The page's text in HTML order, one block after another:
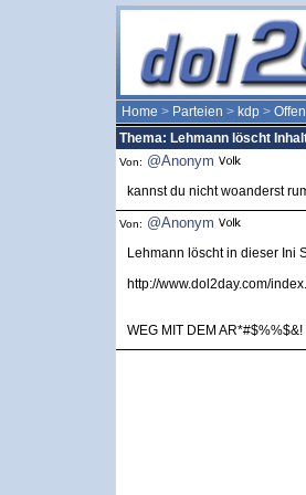
Home > Parteien > kdp >
Thema: Lehmann löscht
Von: @Anonym
kannst du nicht woanderst
Von: @Anonym
Lehmann löscht in dieser Ini
http://www.dol2day.com/
WEG MIT DEM AR*#$%%$&!